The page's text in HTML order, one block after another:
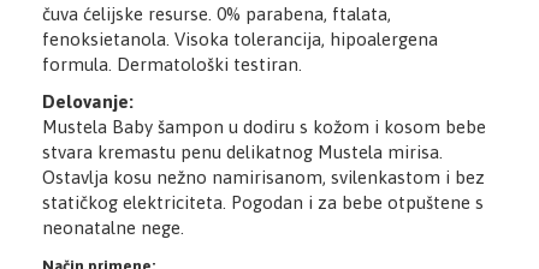
čuva ćelijske resurse. 0% parabena, ftalata,
fenoksietanola. Visoka tolerancija, hipoalergena
formula. Dermatološki testiran.
Delovanje:
Mustela Baby šampon u dodiru s kožom i kosom bebe
stvara kremastu penu delikatnog Mustela mirisa.
Ostavlja kosu nežno namirisanom, svilenkastom i bez
statičkog elektriciteta. Pogodan i za bebe otpuštene s
neonatalne nege.